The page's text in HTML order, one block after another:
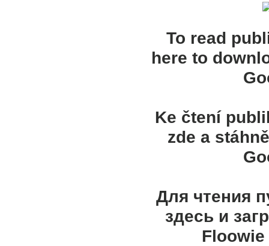
To read
here to
Ke čtení
zde a
Для чтения
здесь и
Floowie